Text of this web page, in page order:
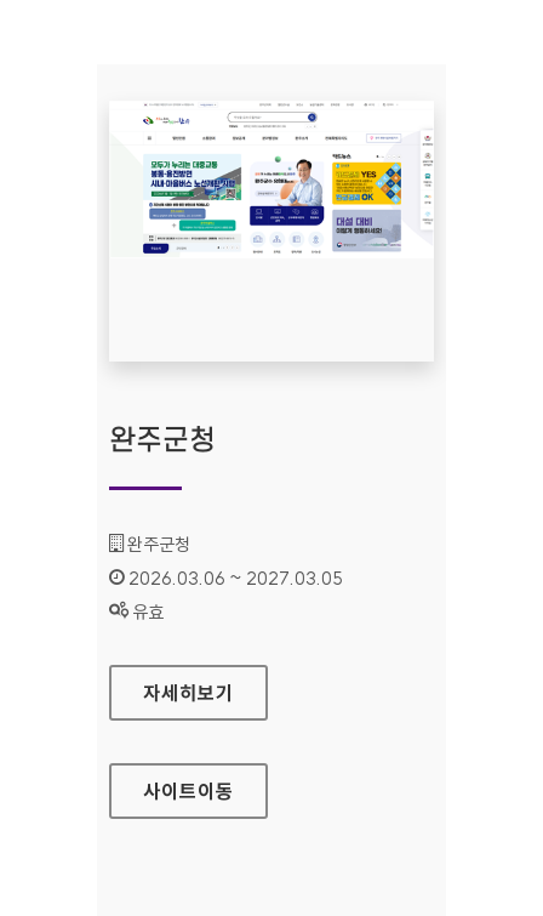
완주군청
기관명 :
완주군청
인증기간 :
2026.03.06 ~ 2027.03.05
상태 :
유효
완주군청
자세히보기
사이트이동